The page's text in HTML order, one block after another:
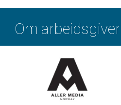
Om arbeidsgiver